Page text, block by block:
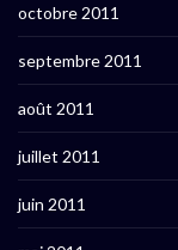
octobre 2011
septembre 2011
août 2011
juillet 2011
juin 2011